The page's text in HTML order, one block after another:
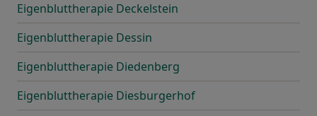
Eigenbluttherapie Deckelstein
Eigenbluttherapie Dessin
Eigenbluttherapie Diedenberg
Eigenbluttherapie Diesburgerhof